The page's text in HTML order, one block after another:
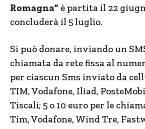
Romagna” è partita il 22
concluderà il 5 luglio.
Si può donare, inviando un
chiamata da rete fissa al
per ciascun Sms inviato da
TIM, Vodafone, Iliad,
Tiscali; 5 o 10 euro per le
Tim, Vodafone, Wind Tre,